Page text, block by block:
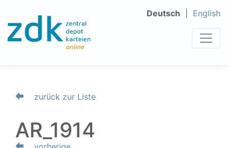
Deutsch English
zurück zur Liste
AR_1914